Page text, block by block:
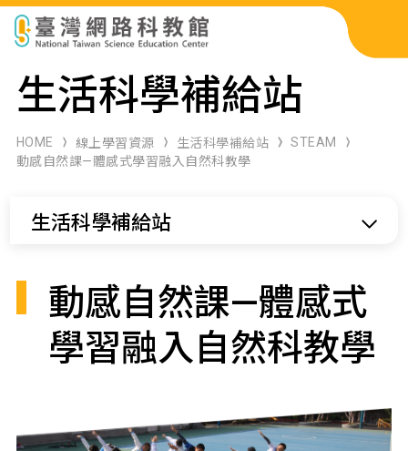
科展作品檢索
科學研習月刊
生活科學補給站
HOME 線上學習資源 生活科學補給站
STEAM
動感自然課—體感式學習融入自然科教學
生活科學補給站
動感自然課—體感式
學習融入自然科教學